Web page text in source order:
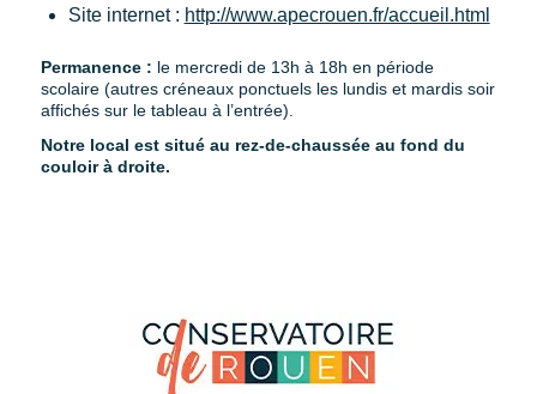
Site internet : http://www.apecrouen.fr/accueil.html
Permanence : le mercredi de 13h à 18h en période
scolaire (autres créneaux ponctuels les lundis et mardis soir
affichés sur le tableau à l’entrée).
Notre local est situé au rez-de-chaussée au fond du
couloir à droite.